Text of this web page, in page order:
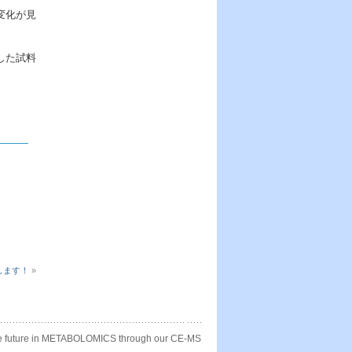
化が見
た試料
す！ »
future in METABOLOMICS through our CE-MS